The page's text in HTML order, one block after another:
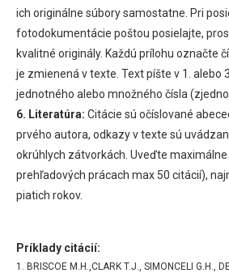
ich originálne súbory samostatne. Pri
fotodokumentácie poštou posielajte,
kvalitné originály. Každú prílohu označte
je zmienená v texte. Text píšte v 1. alebo
jednotného alebo množného čísla
6. Literatúra: Citácie sú očíslované
prvého autora, odkazy v texte sú
okrúhlych zátvorkách. Uveďte maximálne
prehľadových prácach max 50 citácií),
piatich rokov.
Príklady citácií:
1. BRISCOE M.H.,CLARK T.J., SIMONCELI G.H.,